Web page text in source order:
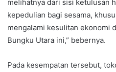
melihatnya dari sisi ketulusan
kepedulian bagi sesama,
mengalami kesulitan ekonomi
Bungku Utara ini,” bebernya.
Pada kesempatan tersebut,